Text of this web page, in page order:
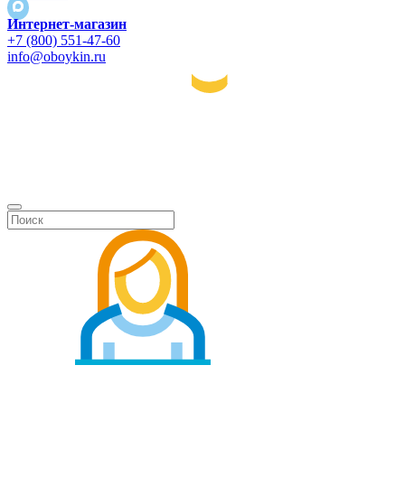
Интернет-магазин
+7 (800) 551-47-60
info@oboykin.ru